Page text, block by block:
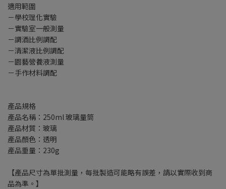
適用範圍
－學校理化實驗
－實驗室一般測量
－調酒比例調配
－清潔液比例調配
－園藝營養液測量
－手作材料調配
產品規格
產品名稱：250ml 玻璃量筒
產品材質：玻璃
產品顏色：透明
產品重量：230g
【產品尺寸為單批測量，每批製造可能略有誤差，請以實際收到商
品為準。】